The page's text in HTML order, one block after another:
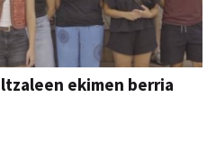
ekimen berria